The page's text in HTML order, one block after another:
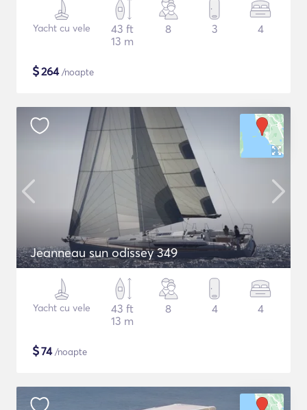
Yacht cu vele
43 ft
13 m
8 3 4
$264/noapte
Jeanneau sun odissey 349
Yacht cu vele
43 ft
13 m
8 4 4
$74/noapte